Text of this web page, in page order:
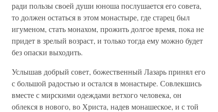
ради пользы своей души юноша послушается его совета,
то должен остаться в этом монастыре, где старец был
игуменом, стать монахом, прожить долгое время, пока не
придет в зрелый возраст, и только тогда ему можно будет
без опаски выходить.
Услышав добрый совет, божественный Лазарь принял его
с большой радостью и остался в монастыре. Совлекшись
вместе с мирскими одеждами ветхого человека, он
облекся в нового, во Христа, надев монашеское, и с той